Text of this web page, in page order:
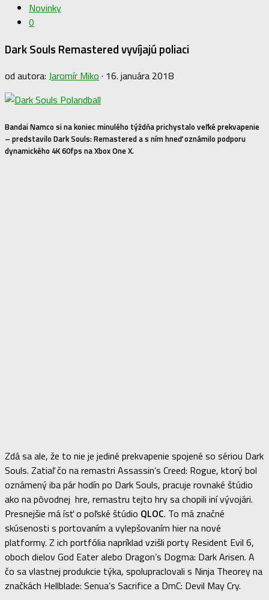
Novinky
0
Dark Souls Remastered vyvíjajú poliaci
od autora: Jaromír Miko · 16. januára 2018
Bandai Namco si na koniec minulého týždňa prichystalo veľké prekvapenie
– predstavilo Dark Souls: Remastered a s ním hneď oznámilo podporu
dynamického 4K 60fps na Xbox One X.
Zdá sa ale, že to nie je jediné prekvapenie spojené so sériou Dark
Souls. Zatiaľ čo na remastri Assassin’s Creed: Rogue, ktorý bol
oznámený iba pár hodín po Dark Souls, pracuje rovnaké štúdio
ako na pôvodnej hre, remastru tejto hry sa chopili iní vývojári.
Presnejšie má ísť o poľské štúdio QLOC. To má značné
skúsenosti s portovaním a vylepšovaním hier na nové
platformy. Z ich portfólia napríklad vzišli porty Resident Evil 6,
oboch dielov God Eater alebo Dragon’s Dogma: Dark Arisen. A
čo sa vlastnej produkcie týka, spolupraclovali s Ninja Theorey na
značkách Hellblade: Senua’s Sacrifice a DmC: Devil May Cry.